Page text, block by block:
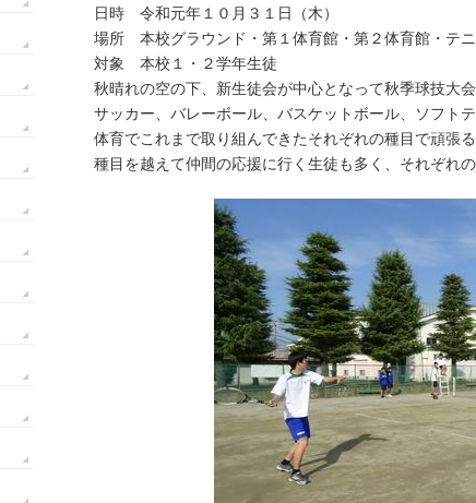
日時 令和元年１０月３１日（木）
場所 本校グラウンド・第１体育館・第２体育館・テニ
対象 本校１・２学年生徒
秋晴れの空の下、新生徒会が中心となって秋季球技大会
サッカー、バレーボール、バスケットボール、ソフト
体育でこれまで取り組んできたそれぞれの種目で頑張
種目を越えて仲間の応援に行く生徒も多く、それぞれ